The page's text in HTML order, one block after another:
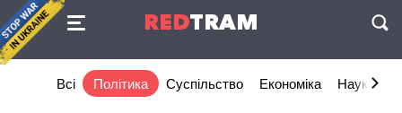
REDTRAM
Угода
Всі Політика Суспільство Економіка Наука та